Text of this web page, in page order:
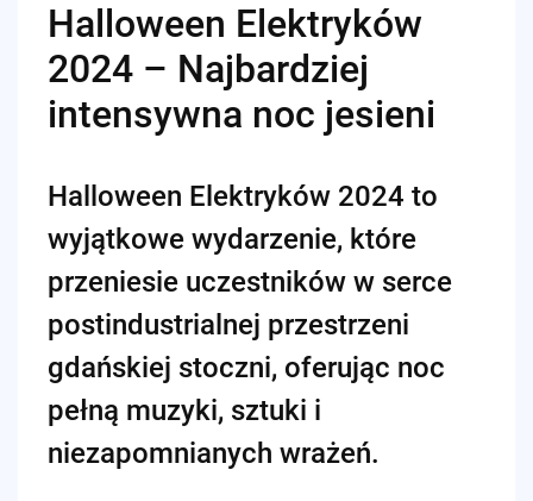
Halloween Elektryków
2024 – Najbardziej
intensywna noc jesieni
Halloween Elektryków 2024 to
wyjątkowe wydarzenie, które
przeniesie uczestników w serce
postindustrialnej przestrzeni
gdańskiej stoczni, oferując noc
pełną muzyki, sztuki i
niezapomnianych wrażeń.